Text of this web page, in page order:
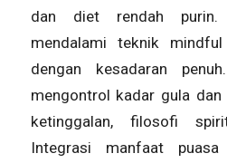
dan diet rendah purin.
mendalami teknik
dengan kesadaran
mengontrol kadar gula dan
ketinggalan, filosofi
Integrasi manfaat